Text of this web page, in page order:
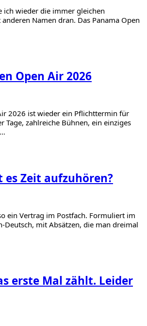
ich wieder die immer gleichen
Namen dran. Das Panama Open
Open Air 2026
2026 ist wieder ein Pflichttermin für
Tage, zahlreiche Bühnen, ein einziges
es Zeit aufzuhören?
ein Vertrag im Postfach. Formuliert im
Deutsch, mit Absätzen, die man dreimal
erste Mal zählt. Leider